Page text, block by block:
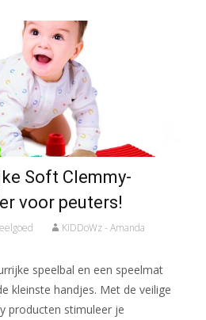
Soft Clemmy-
voor peuters!
KiDDoWz - Amanda
speelbal en een speelmat
kleinste handjes. Met de veilige
producten stimuleer je